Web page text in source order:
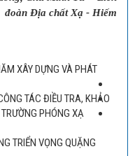
đoàn Địa chất Xạ - Hiếm
XÂY DỰNG VÀ PHÁT
TÁC ĐIỀU TRA, KHẢO
PHÓNG XẠ
TRIỂN VỌNG QUẶNG